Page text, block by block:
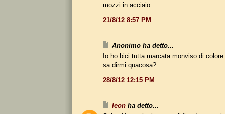
mozzi in acciaio.
21/8/12 8:57 PM
Anonimo ha detto...
Io ho bici tutta marcata monviso di
sa dirmi quacosa?
28/8/12 12:15 PM
leon ha detto...